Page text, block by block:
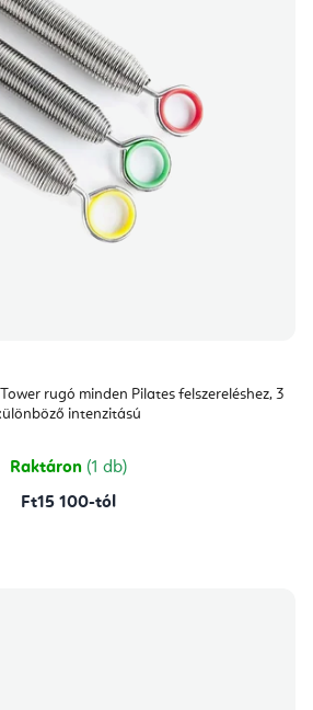
rugó minden Pilates felszereléshez, 3
intenzitású
Raktáron (1 db)
Ft15 100-tól